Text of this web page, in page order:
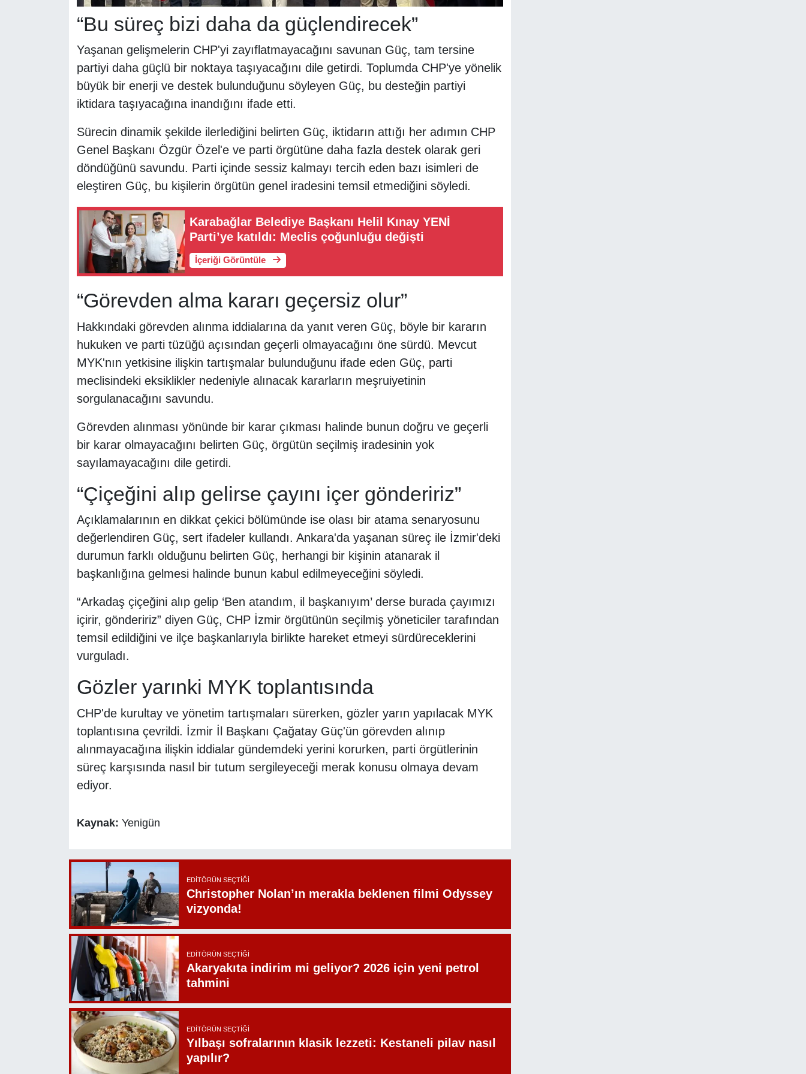
“Bu süreç bizi daha da güçlendirecek”
Yaşanan gelişmelerin CHP'yi zayıflatmayacağını savunan Güç, tam tersine
partiyi daha güçlü bir noktaya taşıyacağını dile getirdi. Toplumda CHP'ye yönelik
büyük bir enerji ve destek bulunduğunu söyleyen Güç, bu desteğin partiyi
iktidara taşıyacağına inandığını ifade etti.
Sürecin dinamik şekilde ilerlediğini belirten Güç, iktidarın attığı her adımın CHP
Genel Başkanı Özgür Özel'e ve parti örgütüne daha fazla destek olarak geri
döndüğünü savundu. Parti içinde sessiz kalmayı tercih eden bazı isimleri de
eleştiren Güç, bu kişilerin örgütün genel iradesini temsil etmediğini söyledi.
Karabağlar Belediye Başkanı Helil Kınay YENİ
Parti’ye katıldı: Meclis çoğunluğu değişti
İçeriği Görüntüle
“Görevden alma kararı geçersiz olur”
Hakkındaki görevden alınma iddialarına da yanıt veren Güç, böyle bir kararın
hukuken ve parti tüzüğü açısından geçerli olmayacağını öne sürdü. Mevcut
MYK'nın yetkisine ilişkin tartışmalar bulunduğunu ifade eden Güç, parti
meclisindeki eksiklikler nedeniyle alınacak kararların meşruiyetinin
sorgulanacağını savundu.
Görevden alınması yönünde bir karar çıkması halinde bunun doğru ve geçerli
bir karar olmayacağını belirten Güç, örgütün seçilmiş iradesinin yok
sayılamayacağını dile getirdi.
“Çiçeğini alıp gelirse çayını içer göndeririz”
Açıklamalarının en dikkat çekici bölümünde ise olası bir atama senaryosunu
değerlendiren Güç, sert ifadeler kullandı. Ankara'da yaşanan süreç ile İzmir'deki
durumun farklı olduğunu belirten Güç, herhangi bir kişinin atanarak il
başkanlığına gelmesi halinde bunun kabul edilmeyeceğini söyledi.
“Arkadaş çiçeğini alıp gelip ‘Ben atandım, il başkanıyım’ derse burada çayımızı
içirir, göndeririz” diyen Güç, CHP İzmir örgütünün seçilmiş yöneticiler tarafından
temsil edildiğini ve ilçe başkanlarıyla birlikte hareket etmeyi sürdüreceklerini
vurguladı.
Gözler yarınki MYK toplantısında
CHP'de kurultay ve yönetim tartışmaları sürerken, gözler yarın yapılacak MYK
toplantısına çevrildi. İzmir İl Başkanı Çağatay Güç'ün görevden alınıp
alınmayacağına ilişkin iddialar gündemdeki yerini korurken, parti örgütlerinin
süreç karşısında nasıl bir tutum sergileyeceği merak konusu olmaya devam
ediyor.
Kaynak: Yenigün
EDITÖRÜN SEÇTIĞI
Christopher Nolan’ın merakla beklenen filmi Odyssey
vizyonda!
EDITÖRÜN SEÇTIĞI
Akaryakıta indirim mi geliyor? 2026 için yeni petrol
tahmini
EDITÖRÜN SEÇTIĞI
Yılbaşı sofralarının klasik lezzeti: Kestaneli pilav nasıl
yapılır?